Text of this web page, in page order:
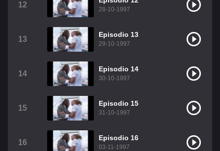
12
28-10-1997
13
Episodio 13
29-10-1997
14
Episodio 14
30-10-1997
15
Episodio 15
31-10-1997
16
Episodio 16
03-11-1997